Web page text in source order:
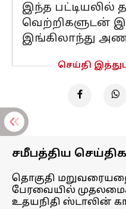
இந்த பட்டியலில்
வெற்றிகளுடன்
இங்கிலாந்து
செய்தி
சமீபத்திய
தொகுதி
பேரவையில்
உதயநிதி ஸ்டாலின்